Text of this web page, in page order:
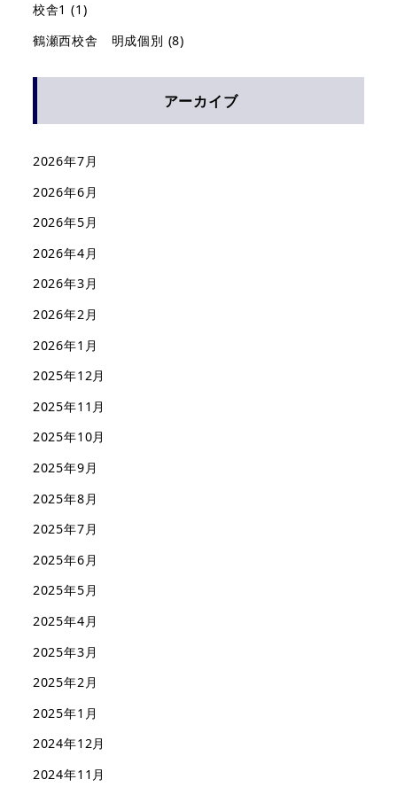
校舎1 (1)
鶴瀬西校舎 明成個別 (8)
アーカイブ
2026年7月
2026年6月
2026年5月
2026年4月
2026年3月
2026年2月
2026年1月
2025年12月
2025年11月
2025年10月
2025年9月
2025年8月
2025年7月
2025年6月
2025年5月
2025年4月
2025年3月
2025年2月
2025年1月
2024年12月
2024年11月